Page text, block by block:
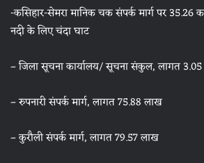
-कसिहार-सेमरा मानिक चक संपर्क मार्ग पर 35.26
नदी के लिए चंदा घाट
– जिला सूचना कार्यालय/ सूचना संकुल, लागत
– रुपनारी संपर्क मार्ग, लागत 75.88 लाख
– कुरौली संपर्क मार्ग, लागत 79.57 लाख